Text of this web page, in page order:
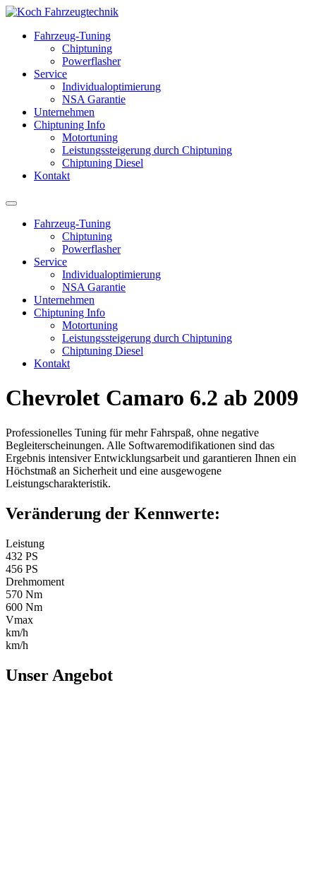
Fahrzeug-Tuning
Chiptuning
Powerflasher
Service
Individualoptimierung
NSA Garantie
Unternehmen
Chiptuning Info
Motortuning
Leistungssteigerung durch Chiptuning
Chiptuning Diesel
Kontakt
Fahrzeug-Tuning
Chiptuning
Powerflasher
Service
Individualoptimierung
NSA Garantie
Unternehmen
Chiptuning Info
Motortuning
Leistungssteigerung durch Chiptuning
Chiptuning Diesel
Kontakt
Chevrolet Camaro 6.2 ab 2009
Professionelles Tuning für mehr Fahrspaß, ohne negative
Begleiterscheinungen. Alle Softwaremodifikationen sind das
Ergebnis intensiver Entwicklungsarbeit und garantieren Ihnen ein
Höchstmaß an Sicherheit und eine ausgewogene
Leistungscharakteristik.
Veränderung der Kennwerte:
Leistung
432 PS
456 PS
Drehmoment
570 Nm
600 Nm
Vmax
km/h
km/h
Unser Angebot